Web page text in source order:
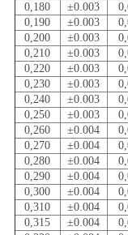
0,180
±0.003
0,190
±0.003
0,200
±0.003
0,210
±0.003
0,220
±0.003
0,230
±0.003
0,240
±0.003
0,250
±0.003
0,260
±0.004
0,270
±0.004
0,280
±0.004
0,290
±0.004
0,300
±0.004
0,310
±0.004
0,315
±0.004